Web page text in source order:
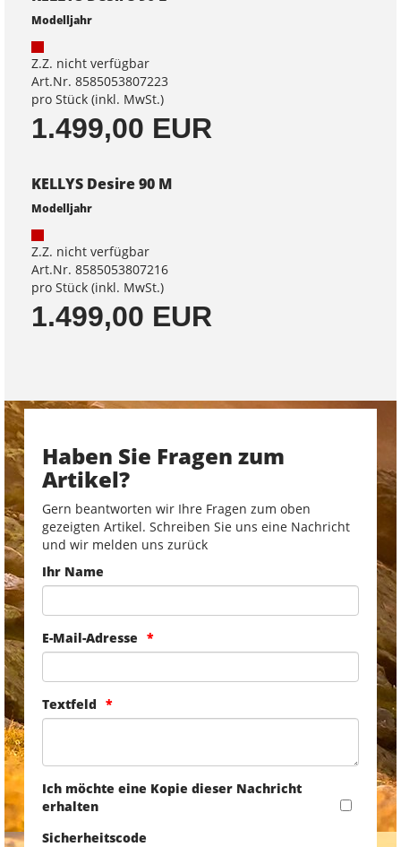
Modelljahr
Z.Z. nicht verfügbar
Art.Nr. 8585053807223
pro Stück (inkl. MwSt.)
1.499,00 EUR
KELLYS Desire 90 M
Modelljahr
Z.Z. nicht verfügbar
Art.Nr. 8585053807216
pro Stück (inkl. MwSt.)
1.499,00 EUR
Haben Sie Fragen zum
Artikel?
Gern beantworten wir Ihre Fragen zum oben
gezeigten Artikel. Schreiben Sie uns eine Nachricht
und wir melden uns zurück
Ihr Name
E-Mail-Adresse
Textfeld
Ich möchte eine Kopie dieser Nachricht
erhalten
Sicherheitscode